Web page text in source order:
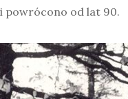
powrócono od lat 90.